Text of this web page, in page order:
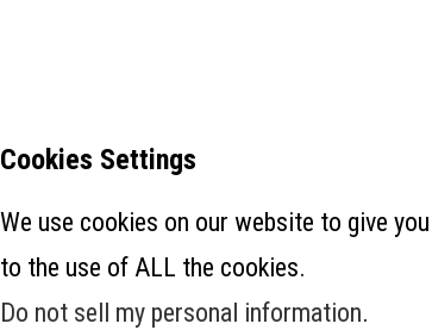
Cookies Settings
We use cookies on our website to give
to the use of ALL the cookies.
Do not sell my personal information.